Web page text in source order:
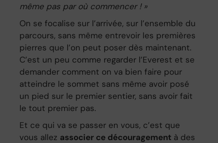
même pas par où commencer ! »
On se focalise sur l’arrivée, sur l’ensemble du
parcours, sans même entrevoir les premières
pierres que l’on peut poser dès maintenant.
C’est un peu comme regarder l’Everest et se
demander comment on va bien faire pour
atteindre le sommet sans même avoir posé
un pied sur le premier sentier, sans avoir fait
le tout premier pas.
Et ce qui va se passer en vous, c’est que
vous allez associer ce découragement à des